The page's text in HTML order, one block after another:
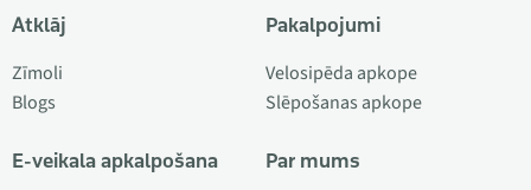
Atklāj
Zīmoli
Blogs
E-veikala apkalpošana
Pakalpojumi
Velosipēda apkope
Slēpošanas apkope
Par mums